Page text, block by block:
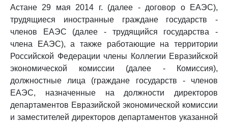
Астане 29 мая 2014 г. (далее - договор о ЕАЭС),
трудящиеся иностранные граждане государств -
членов ЕАЭС (далее - трудящийся государства -
члена ЕАЭС), а также работающие на территории
Российской Федерации члены Коллегии Евразийской
экономической комиссии (далее - Комиссия),
должностные лица (граждане государств - членов
ЕАЭС, назначенные на должности директоров
департаментов Евразийской экономической комиссии
и заместителей директоров департаментов указанной